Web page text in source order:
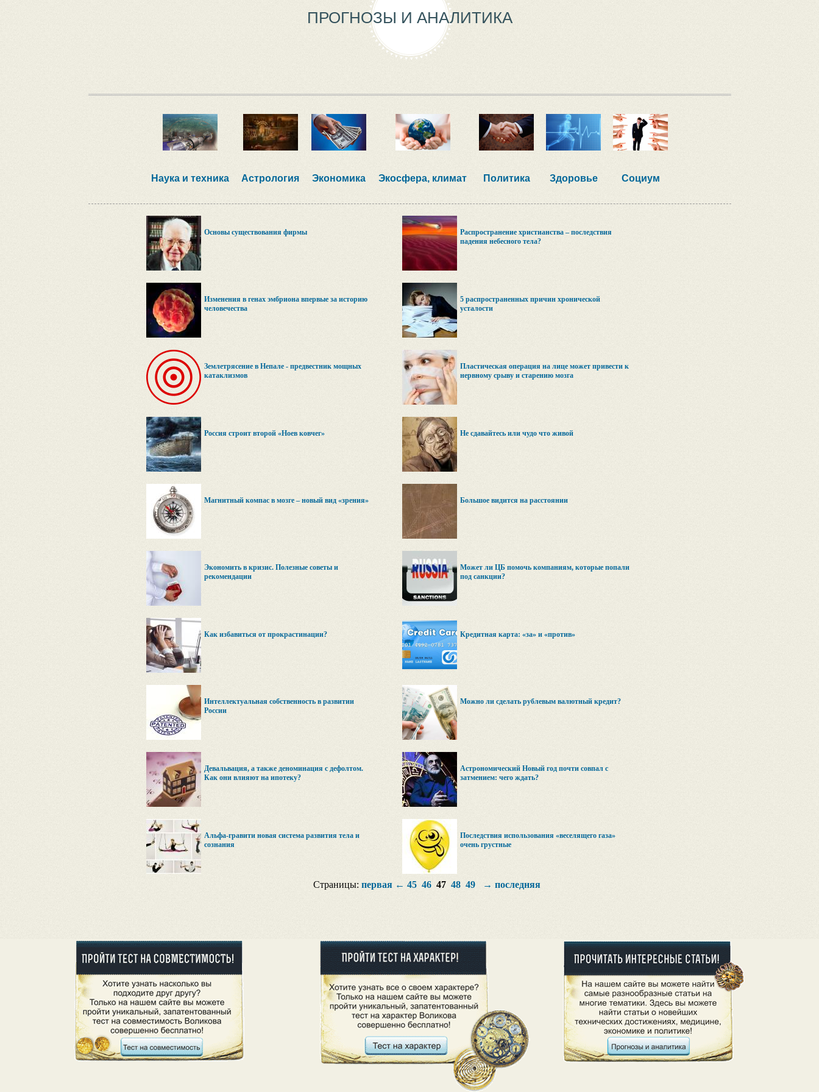
ПРОГНОЗЫ И АНАЛИТИКА
Наука и техника Астрология Экономика Экосфера, климат Политика Здоровье Социум
Основы существования фирмы
Распространение христианства – последствия
падения небесного тела?
Изменения в генах эмбриона впервые за историю
человечества
5 распространенных причин хронической
усталости
Землетрясение в Непале - предвестник мощных
катаклизмов
Пластическая операция на лице может привести к
нервному срыву и старению мозга
Россия строит второй «Ноев ковчег» Не сдавайтесь или чудо что живой
Магнитный компас в мозге – новый вид «зрения» Большое видится на расстоянии
Экономить в кризис. Полезные советы и
рекомендации
Может ли ЦБ помочь компаниям, которые попали
под санкции?
Как избавиться от прокрастинации? Кредитная карта: «за» и «против»
Интеллектуальная собственность в развитии
России
Можно ли сделать рублевым валютный кредит?
Девальвация, а также деноминация с дефолтом.
Как они влияют на ипотеку?
Астрономический Новый год почти совпал с
затмением: чего ждать?
Альфа-гравити новая система развития тела и
сознания
Последствия использования «веселящего газа»
очень грустные
Страницы: первая← 45 46 47 48 49 → последняя